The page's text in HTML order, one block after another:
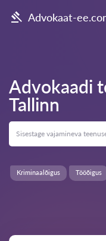
Advokaat-
Advokaadi
Tallinn
Kriminaalõigus Tööõigus